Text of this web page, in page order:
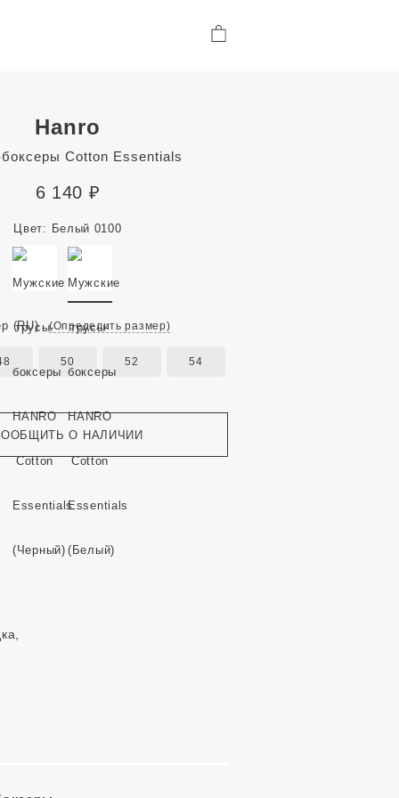
Hanro
Cotton Essentials
6 140 ₽
Цвет: Белый 0100
(RU) (Определить размер)
50 52 54
О НАЛИЧИИ